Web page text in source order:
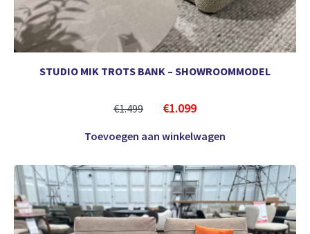
STUDIO MIK TROTS BANK – SHOWROOMMODEL
€1.499 €1.099
Toevoegen aan winkelwagen